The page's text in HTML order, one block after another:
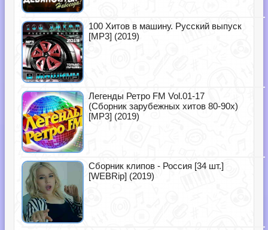
100 Хитов в машину. Русский выпуск
[MP3] (2019)
Легенды Ретро FM Vol.01-17
(Сборник зарубежных хитов 80-90х)
[MP3] (2019)
Сборник клипов - Россия [34 шт.]
[WEBRip] (2019)